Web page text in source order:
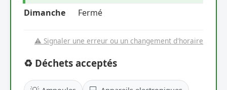
Dimanche
Fermé
⚠️ Signaler une erreur ou un changement d'horaire
♻️ Déchets acceptés